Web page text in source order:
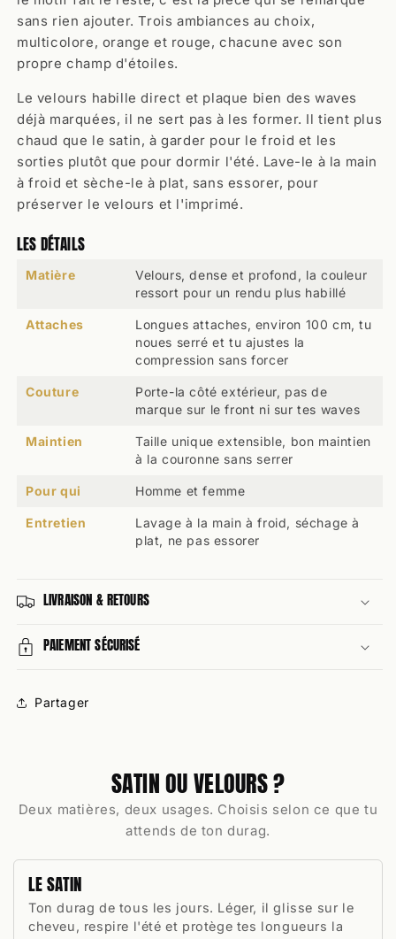
sans rien ajouter. Trois ambiances au choix,
multicolore, orange et rouge, chacune avec son
propre champ d'étoiles.
Le velours habille direct et plaque bien des waves
déjà marquées, il ne sert pas à les former. Il tient plus
chaud que le satin, à garder pour le froid et les
sorties plutôt que pour dormir l'été. Lave-le à la main
à froid et sèche-le à plat, sans essorer, pour
préserver le velours et l'imprimé.
LES DÉTAILS
Matière
Velours, dense et profond, la couleur
ressort pour un rendu plus habillé
Attaches
Longues attaches, environ 100 cm, tu
noues serré et tu ajustes la
compression sans forcer
Couture
Porte-la côté extérieur, pas de
marque sur le front ni sur tes waves
Maintien
Taille unique extensible, bon maintien
à la couronne sans serrer
Pour qui Homme et femme
Entretien
Lavage à la main à froid, séchage à
plat, ne pas essorer
LIVRAISON & RETOURS
PAIEMENT SÉCURISÉ
Partager
SATIN OU VELOURS ?
Deux matières, deux usages. Choisis selon ce que tu
attends de ton durag.
LE SATIN
Ton durag de tous les jours. Léger, il glisse sur le
cheveu, respire l'été et protège tes longueurs la